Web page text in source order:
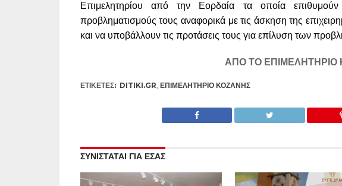
Επιμελητηρίου από την Εορδαία τα οποία
προβληματισμούς τους αναφορικά με τις άσκηση της
και να υποβάλλουν τις προτάσεις τους για επίλυση των
ΑΠΟ ΤΟ ΕΠΙΜΕΛΗΤΗΡΙΟ
ΕΤΙΚΕΤΕΣ: DITIKI.GR, ΕΠΙΜΕΛΗΤΉΡΙΟ ΚΟΖΆΝΗΣ
ΣΥΝΙΣΤΑΤΑΙ ΓΙΑ ΕΣΑΣ